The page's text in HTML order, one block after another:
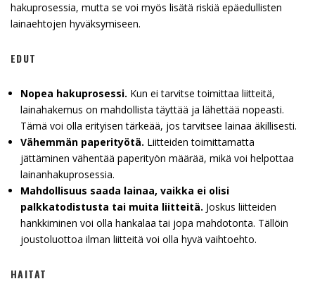
hakuprosessia, mutta se voi myös lisätä riskiä epäedullisten
lainaehtojen hyväksymiseen.
EDUT
Nopea hakuprosessi. Kun ei tarvitse toimittaa liitteitä,
lainahakemus on mahdollista täyttää ja lähettää nopeasti.
Tämä voi olla erityisen tärkeää, jos tarvitsee lainaa äkillisesti.
Vähemmän paperityötä. Liitteiden toimittamatta
jättäminen vähentää paperityön määrää, mikä voi helpottaa
lainanhakuprosessia.
Mahdollisuus saada lainaa, vaikka ei olisi
palkkatodistusta tai muita liitteitä. Joskus liitteiden
hankkiminen voi olla hankalaa tai jopa mahdotonta. Tällöin
joustoluottoa ilman liitteitä voi olla hyvä vaihtoehto.
HAITAT